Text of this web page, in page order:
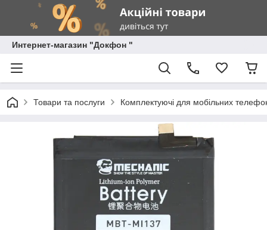
Интернет-магазин "Докфон "
Товари та послуги Комплектуючі для мобільних